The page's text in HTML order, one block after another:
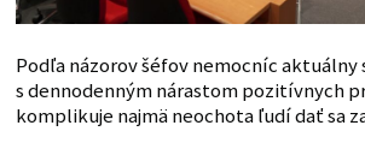
Podľa názorov šéfov nemocníc aktuálny
s dennodenným nárastom pozitívnych
komplikuje najmä neochota ľudí dať sa